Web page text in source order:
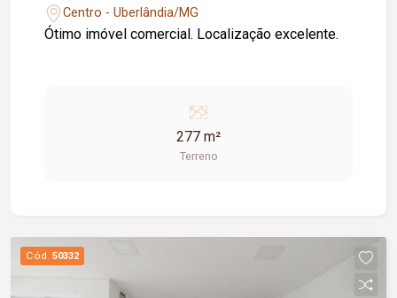
Centro - Uberlândia/MG
Ótimo imóvel comercial. Localização excelente.
277 m²
Terreno
Cód. 50332